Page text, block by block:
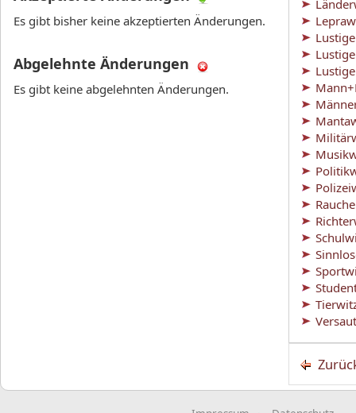
Es gibt bisher keine akzeptierten Änderungen.
Abgelehnte Änderungen
Es gibt keine abgelehnten Änderungen.